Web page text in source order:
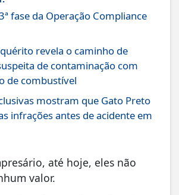
fase da Operação Compliance
revela o caminho de
de contaminação com
de combustível
mostram que Gato Preto
infrações antes de acidente em
até hoje, eles não
valor.